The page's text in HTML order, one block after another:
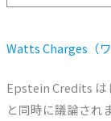
Watts Charges（
Epstein Credits は
と同時に議論され